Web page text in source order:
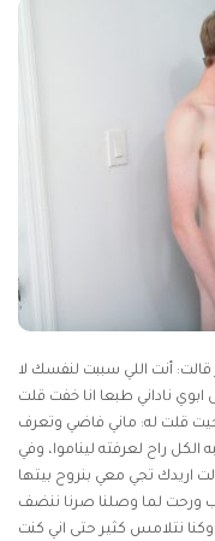
قالت: أنت اللي سببت لنفسك لا
ابوي ناداني طبعا انا خفت قلت
قلت له: ماني فاضي وتعرف
راح لعرفته ليناموا، وفي
اريدك تجي معي بنروح بيتها
ورحت لما وصلنا صرنا ننضف
نتلامس كثير حتى اني كنت